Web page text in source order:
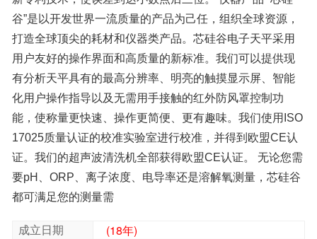
都可满足您的测量需
成立日期
(18年)